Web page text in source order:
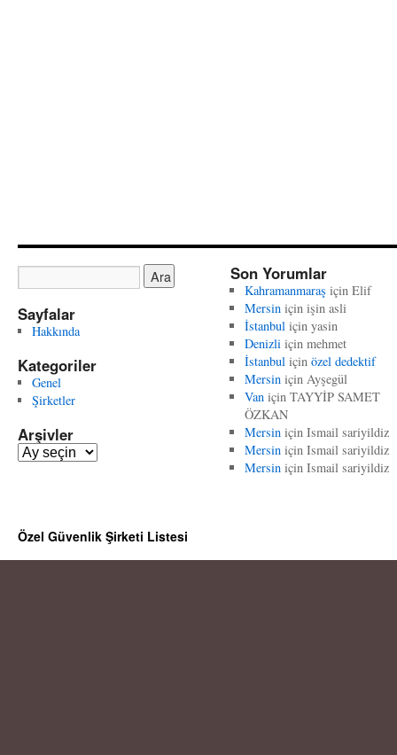
Sayfalar
Hakkında
Kategoriler
Genel
Şirketler
Arşivler
A
l
e
Son Yorumlar
Kahramanmaraş için Elif
Mersiniçin işin asli
İstanbuliçin yasin
Denizliiçin mehmet
İstanbuliçin özel dedektif
Mersiniçin Ayşegül
Vaniçin TAYYİP SAMET
ÖZKAN
Mersiniçin Ismail sariyildiz
Mersiniçin Ismail sariyildiz
Mersiniçin Ismail sariyildiz
Özel Güvenlik Şirketi Listesi